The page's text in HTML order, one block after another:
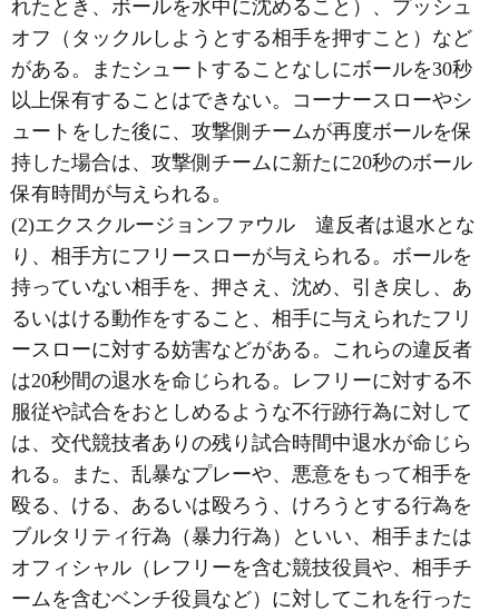
れたとき、ボールを水中に沈めること）、プッシュ
オフ（タックルしようとする相手を押すこと）など
がある。またシュートすることなしにボールを30秒
以上保有することはできない。コーナースローやシ
ュートをした後に、攻撃側チームが再度ボールを保
持した場合は、攻撃側チームに新たに20秒のボール
保有時間が与えられる。
(2)エクスクルージョンファウル 違反者は退水とな
り、相手方にフリースローが与えられる。ボールを
持っていない相手を、押さえ、沈め、引き戻し、あ
るいはける動作をすること、相手に与えられたフリ
ースローに対する妨害などがある。これらの違反者
は20秒間の退水を命じられる。レフリーに対する不
服従や試合をおとしめるような不行跡行為に対して
は、交代競技者ありの残り試合時間中退水が命じら
れる。また、乱暴なプレーや、悪意をもって相手を
殴る、ける、あるいは殴ろう、けろうとする行為を
ブルタリティ行為（暴力行為）といい、相手または
オフィシャル（レフリーを含む競技役員や、相手チ
ームを含むベンチ役員など）に対してこれを行った